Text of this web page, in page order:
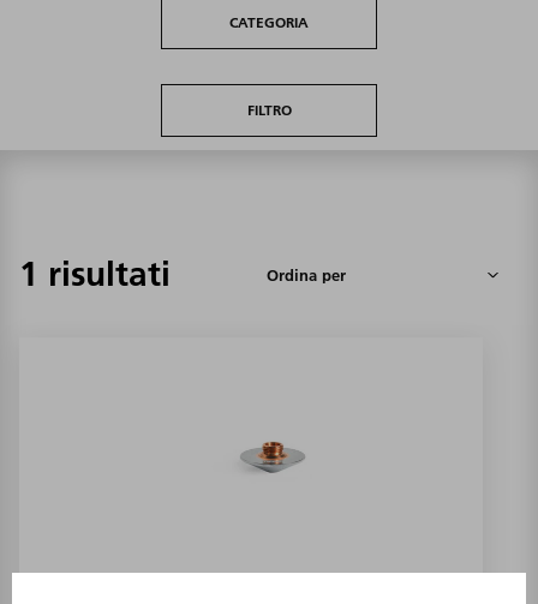
CATEGORIA
FILTRO
1 risultati